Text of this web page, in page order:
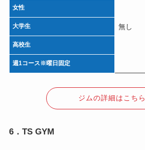
無し
女性
大学生
高校生
週1コース※曜日固定
ジムの詳細はこちら
6．TS GYM